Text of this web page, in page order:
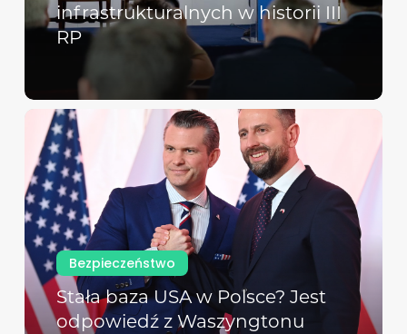
infrastrukturalnych w historii III
RP
Bezpieczeństwo
Stała baza USA w Polsce? Jest
odpowiedź z Waszyngtonu